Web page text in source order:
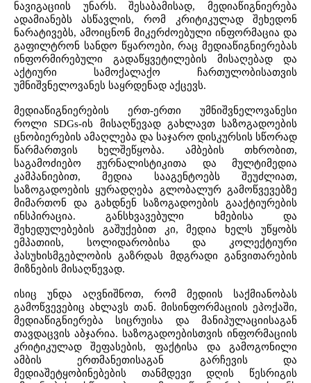
ნავიგაციის უნარს. შესაბამისად, მედიაწიგნიერება
ადამიანებს ასწავლის, რომ კრიტიკულად შეხედონ
ნარატივებს, ამოიცნონ მიკერძოებული ინფორმაცია და
გაფილტრონ სანდო წყაროები, რაც მედიაწიგნიერებას
ინფორმირებული გადაწყვეტილების მისაღებად და
აქტიური სამოქალაქო ჩართულობისათვის
უმნიშვნელოვანეს საყრდენად აქცევს.
მედიაწიგნიერების ერთ-ერთი უმნიშვნელოვანესი
როლი SDGs-ის მისაღწევად გახლავთ საზოგადოების
ცნობიერების ამაღლება და საჯარო დისკურსის სწორად
წარმართვის ხელშეწყობა. ამბების თხრობით,
საგამოძიებო ჟურნალისტიკითა და მულტიმედია
კამპანიებით, მედია სააგენტოებს შეუძლიათ,
საზოგადოების ყურადღება გლობალურ გამოწვევებზე
მიმართონ და გახდნენ საზოგადოების გააქტიურების
ინსპირაცია. განსხვავებული ხმებისა და
შეხედულებების გაშუქებით კი, მედია ხელს უწყობს
ემპათიის, სოლიდარობისა და კოლექტიური
პასუხისმგებლობის გაზრდას მდგრადი განვითარების
მიზნების მისაღწევად.
ისიც უნდა აღვნიშნოთ, რომ მედიის საქმიანობას
გამოწვევებიც ახლავს თან. მისინფორმაციის ეპოქაში,
მედიაწიგნიერება სიცრუისა და მანიპულაციისაგან
თავდაცვის აბჯარია. საზოგადოებისთვის ინფორმაციის
კრიტიკულად შეფასების, ფაქტისა და გამოგონილი
ამბის ერთმანეთისაგან გარჩევის და
მედიაშეტყობინებების თანმდევი დღის წესრიგის